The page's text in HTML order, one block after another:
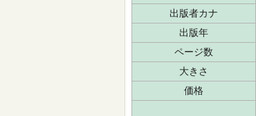
出版者カナ
出版年
ページ数
大きさ
価格